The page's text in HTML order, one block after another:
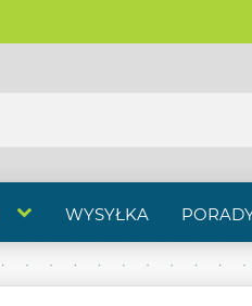
WYSYŁKA